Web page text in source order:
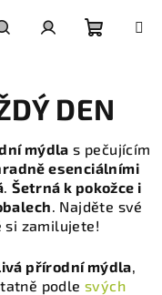
košík
DEN
mýdla s pečujícím
esenciálními
.Šetrná k pokožce i
. Najděte své
si zamilujete!
přírodní mýdla,
podle svých